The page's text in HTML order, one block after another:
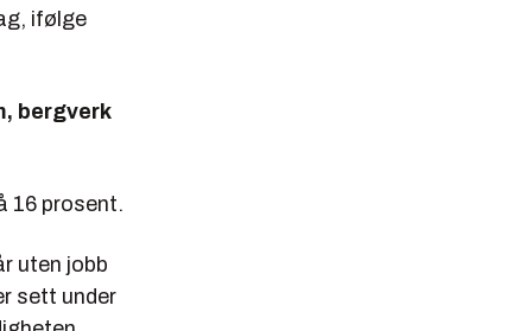
ifølge
bergverk
16 prosent.
uten jobb
sett under